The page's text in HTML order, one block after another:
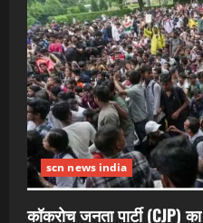
scn news india
कॉकरोच जनता पार्टी (CJP)